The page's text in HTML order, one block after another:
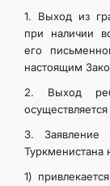
1. Выход из
при наличии
его
настоящим
2. Выход
3. Заявление
Туркменистана
1)